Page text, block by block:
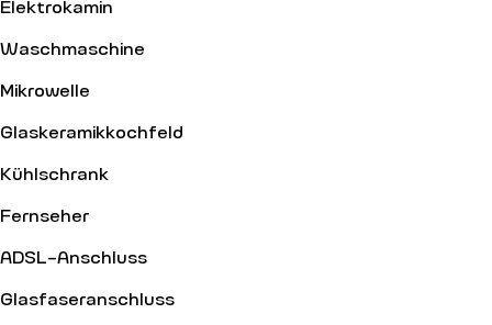
Elektrokamin
Waschmaschine
Mikrowelle
Glaskeramikkochfeld
Kühlschrank
Fernseher
ADSL-Anschluss
Glasfaseranschluss